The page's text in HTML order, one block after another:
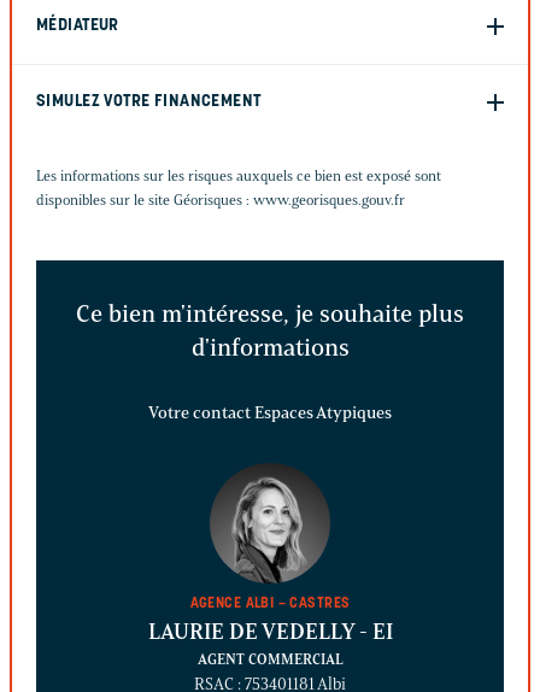
MÉDIATEUR
SIMULEZ VOTRE FINANCEMENT
Les informations sur les risques auxquels ce bien est exposé sont
disponibles sur le site Géorisques : www.georisques.gouv.fr
Ce bien m'intéresse, je souhaite plus
d'informations
Votre contact Espaces Atypiques
AGENCE ALBI – CASTRES
LAURIE DE VEDELLY- EI
AGENT COMMERCIAL
RSAC : 753401181 Albi